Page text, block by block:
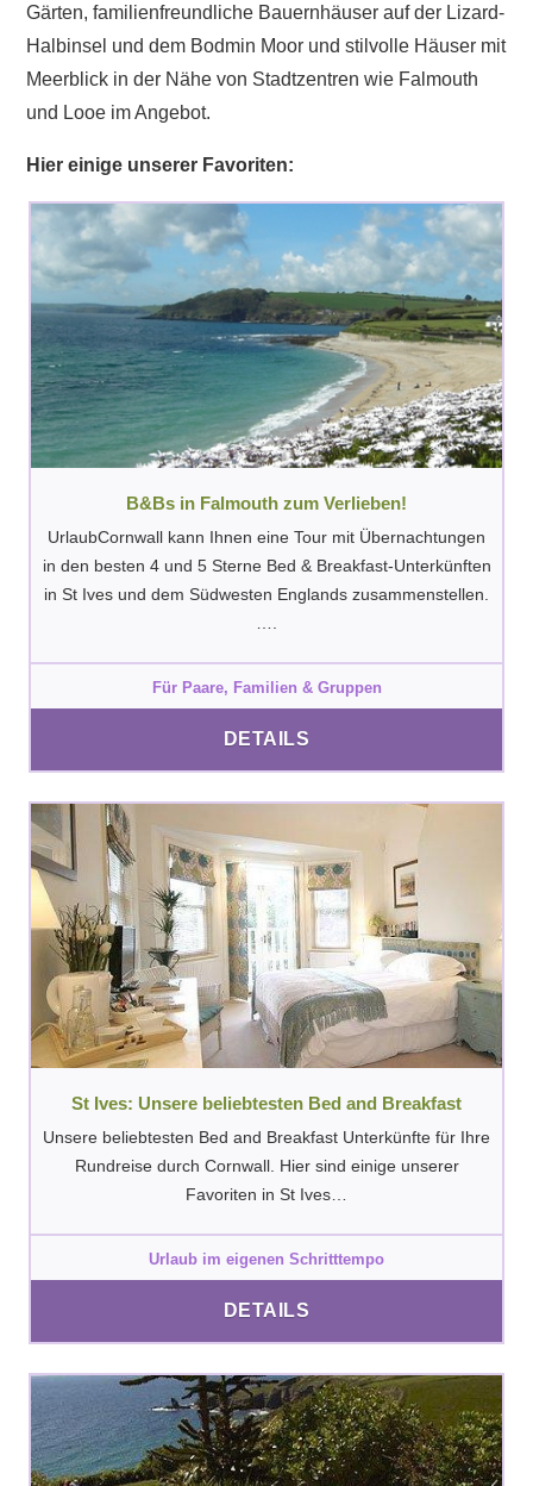
Gärten, familienfreundliche Bauernhäuser auf der Lizard-
Halbinsel und dem Bodmin Moor und stilvolle Häuser mit
Meerblick in der Nähe von Stadtzentren wie Falmouth
und Looe im Angebot.
Hier einige unserer Favoriten:
B&Bs in Falmouth zum Verlieben!
UrlaubCornwall kann Ihnen eine Tour mit Übernachtungen
in den besten 4 und 5 Sterne Bed & Breakfast-Unterkünften
in St Ives und dem Südwesten Englands zusammenstellen.
….
Für Paare, Familien & Gruppen
DETAILS
St Ives: Unsere beliebtesten Bed and Breakfast
Unsere beliebtesten Bed and Breakfast Unterkünfte für Ihre
Rundreise durch Cornwall. Hier sind einige unserer
Favoriten in St Ives…
Urlaub im eigenen Schritttempo
DETAILS